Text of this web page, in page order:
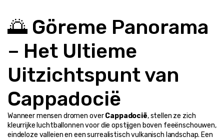
🌅 Göreme Panorama
– Het Ultieme
Uitzichtspunt van
Cappadocië
Wanneer mensen dromen over Cappadocië, stellen ze zich
kleurrijke luchtballonnen voor die opstijgen boven feeënschouwen,
eindeloze valleien en een surrealistisch vulkanisch landschap. Een